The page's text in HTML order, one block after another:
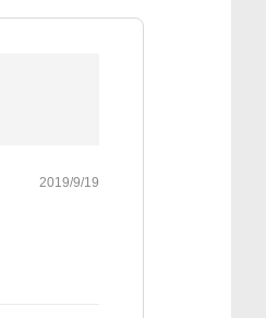
2019/9/19